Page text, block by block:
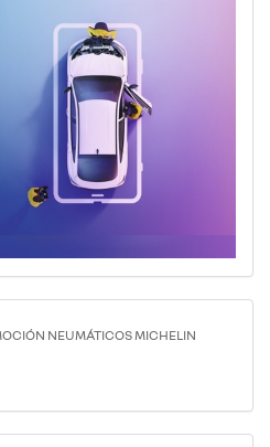
NEUMÁTICOS MICHELIN